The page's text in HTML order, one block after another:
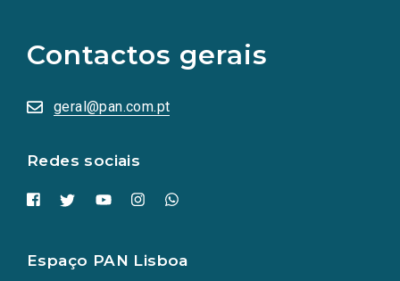
Contactos gerais
geral@pan.com.pt
Redes sociais
redes
sociais
numa
nova
Espaço PAN Lisboa